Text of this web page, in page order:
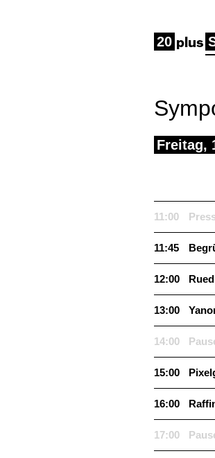
20
Fre­itag,
11:00
11:45
12:00
13:00
14:00
15:00
16:00
17:00